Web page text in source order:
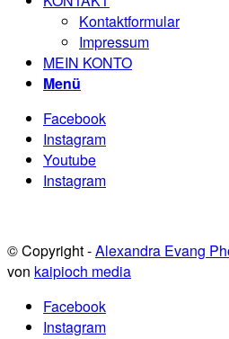
Kontaktformular
Impressum
MEIN KONTO
Menü
Facebook
Instagram
Youtube
Instagram
© Copyright -Alexandra Evang
von kaipioch media
Facebook
Instagram